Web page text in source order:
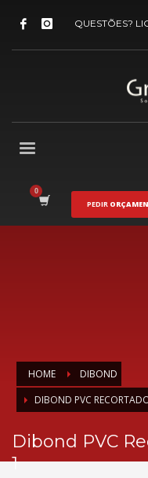
QUESTÕES?
PEDIR
HOME
DIBOND
DIBOND PVC
Dibond PVC
1